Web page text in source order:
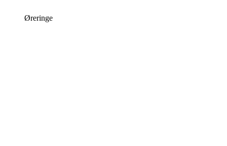
Øreringe